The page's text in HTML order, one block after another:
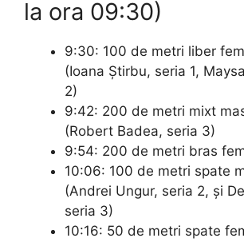
la ora 09:30)
9:30: 100 de metri liber
(Ioana Ştirbu, seria 1,
2)
9:42: 200 de metri mixt
(Robert Badea, seria 3)
9:54: 200 de metri bras
10:06: 100 de metri spate
(Andrei Ungur, seria 2, şi
seria 3)
10:16: 50 de metri spate